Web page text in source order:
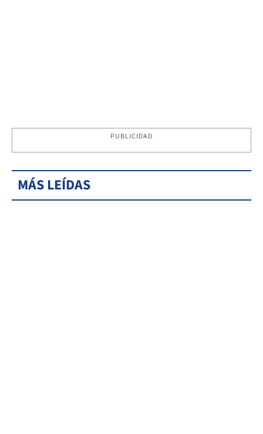
PUBLICIDAD
MÁS LEÍDAS